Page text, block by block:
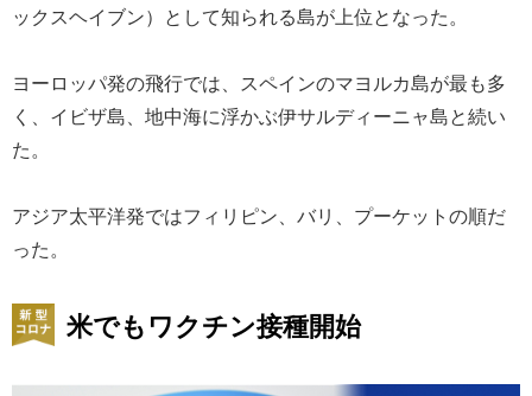
ックスヘイブン）として知られる島が上位となった。
ヨーロッパ発の飛行では、スペインのマヨルカ島が最も多
く、イビザ島、地中海に浮かぶ伊サルディーニャ島と続い
た。
アジア太平洋発ではフィリピン、バリ、プーケットの順だ
った。
米でもワクチン接種開始